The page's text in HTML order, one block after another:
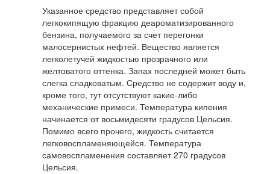
Указанное средство представляет собой
легкокипящую фракцию деароматизированного
бензина, получаемого за счет перегонки
малосернистых нефтей. Вещество является
легколетучей жидкостью прозрачного или
желтоватого оттенка. Запах последней может быть
слегка сладковатым. Средство не содержит воду и,
кроме того, тут отсутствуют какие-либо
механические примеси. Температура кипения
начинается от восьмидесяти градусов Цельсия.
Помимо всего прочего, жидкость считается
легковоспламеняющейся. Температура
самовоспламенения составляет 270 градусов
Цельсия.